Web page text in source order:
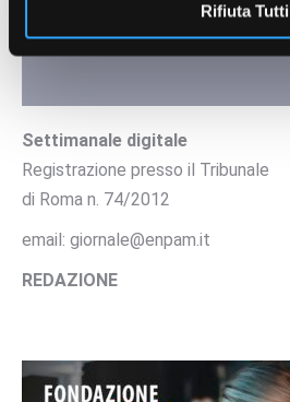
Rifiuta Tutti
Settimanale digitale
Registrazione presso il Tribunale
di Roma n. 74/2012
email: giornale@enpam.it
REDAZIONE